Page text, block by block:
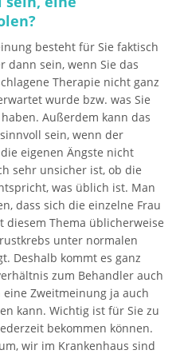
besteht für Sie faktisch
dann sein, wenn Sie das
Therapie nicht ganz
wurde bzw. was Sie
Außerdem kann das
sein, wenn der
eigenen Ängste nicht
sehr unsicher ist, ob die
was üblich ist. Man
dass sich die einzelne Frau
diesem Thema üblicherweise
unter normalen
Deshalb kommt es ganz
zum Behandler auch
Zweitmeinung ja auch
kann. Wichtig ist für Sie zu
bekommen können.
wir im Krankenhaus sind